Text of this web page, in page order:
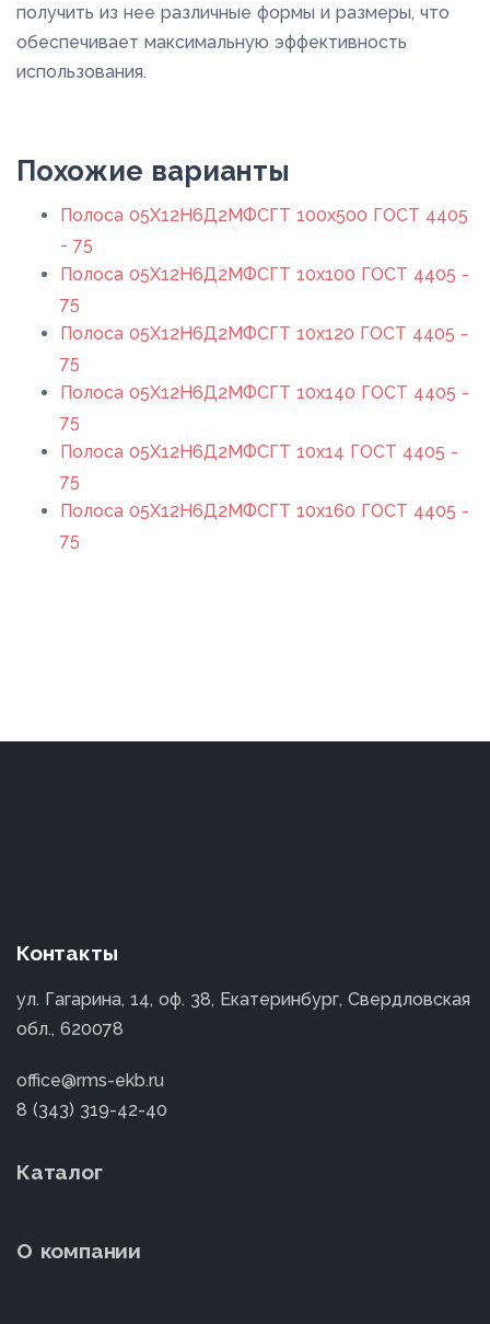
получить из нее различные формы и размеры, что
обеспечивает максимальную эффективность
использования.
Похожие варианты
Полоса 05Х12Н6Д2МФСГТ 100x500 ГОСТ 4405
- 75
Полоса 05Х12Н6Д2МФСГТ 10x100 ГОСТ 4405 -
75
Полоса 05Х12Н6Д2МФСГТ 10x120 ГОСТ 4405 -
75
Полоса 05Х12Н6Д2МФСГТ 10x140 ГОСТ 4405 -
75
Полоса 05Х12Н6Д2МФСГТ 10x14 ГОСТ 4405 -
75
Полоса 05Х12Н6Д2МФСГТ 10x160 ГОСТ 4405 -
75
Контакты
ул. Гагарина, 14, оф. 38, Екатеринбург, Свердловская
обл., 620078
office@rms-ekb.ru
8 (343) 319-42-40
Каталог
О компании